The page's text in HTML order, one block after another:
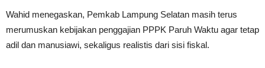
Wahid menegaskan, Pemkab Lampung Selatan masih terus
merumuskan kebijakan penggajian PPPK Paruh Waktu agar tetap
adil dan manusiawi, sekaligus realistis dari sisi fiskal.